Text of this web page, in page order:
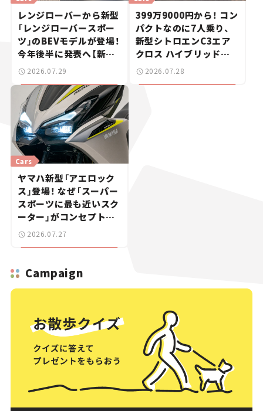
レンジローバーから新型
「レンジローバースポー
ツ」のBEVモデルが登場！
今年後半に発表へ【新車
ニュース】
2026.07.29
399万9000円から！ コン
パクトなのに7人乗り、
新型シトロエンC3エア
クロス ハイブリッドが
上陸【新車ニュース】
2026.07.28
Cars
ヤマハ新型「アエロック
ス」登場！ なぜ「スーパー
スポーツに最も近いスク
ーター」がコンセプトな
のか？【新車ニュース】
2026.07.27
Campaign